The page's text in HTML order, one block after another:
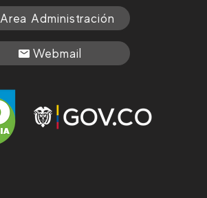
Area Administración
Webmail